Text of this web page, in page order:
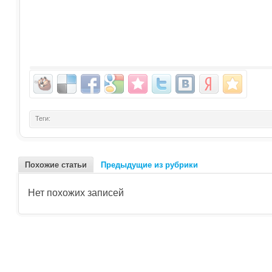
Теги:
Похожие статьи Предыдущие из рубрики
Нет похожих записей